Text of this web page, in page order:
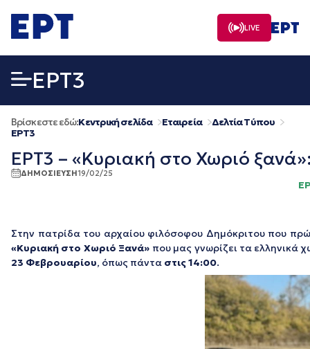
σε
περιεχόμενο
LIVE
EΡΤ3
Βρίσκεστε εδώ:Κεντρική σελίδα Εταιρεία
Δελτία Τύπου
EΡΤ3
ΕΡΤ3 – «Κυριακή στο Χωριό
ΔΗΜΟΣΙΕΥΣΗ19/02/25
Στην πατρίδα του αρχαίου φιλόσοφου Δημόκριτου που
«Κυριακή στο Χωριό Ξανά» που μας γνωρίζει τα ελληνικά
23 Φεβρουαρίου, όπως πάντα στις 14:00.